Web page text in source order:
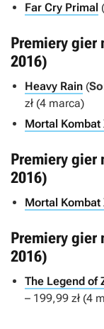
Far Cry Primal (
Premiery gier
2016)
Heavy Rain (
zł (4 marca)
Mortal Kombat
Premiery gier
2016)
Mortal Kombat
Premiery gier
2016)
The Legend of
– 199,99 zł (4